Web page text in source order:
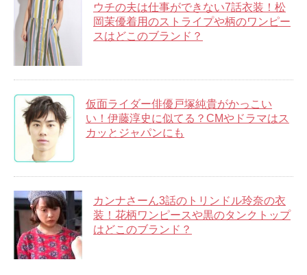
ウチの夫は仕事ができない7話衣装！松
岡茉優着用のストライプや柄のワンピー
スはどこのブランド？
仮面ライダー俳優戸塚純貴がかっこい
い！伊藤淳史に似てる？CMやドラマはス
カッとジャパンにも
カンナさーん3話のトリンドル玲奈の衣
装！花柄ワンピースや黒のタンクトップ
はどこのブランド？